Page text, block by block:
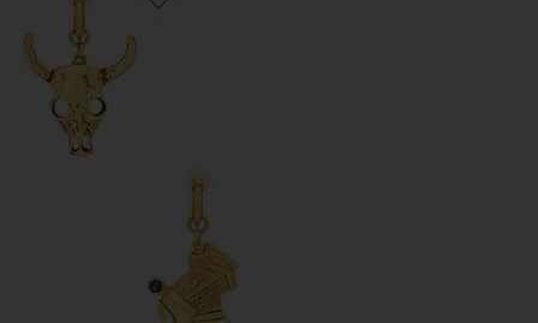
Favorite ROWDY スタッズステートメントイヤリング